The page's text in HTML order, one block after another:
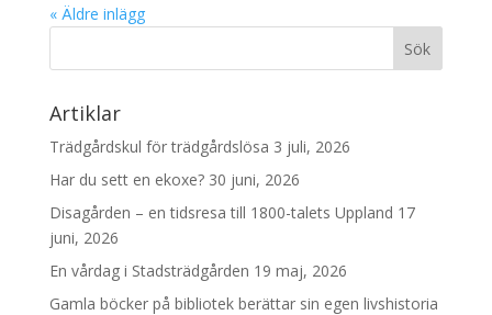
« Äldre inlägg
Artiklar
Trädgårdskul för trädgårdslösa 3 juli, 2026
Har du sett en ekoxe? 30 juni, 2026
Disagården – en tidsresa till 1800-talets Uppland 17
juni, 2026
En vårdag i Stadsträdgården 19 maj, 2026
Gamla böcker på bibliotek berättar sin egen livshistoria